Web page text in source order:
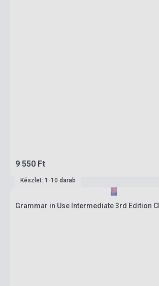
9 550 Ft
Készlet: 1-10 darab
Grammar in Use Intermediate 3rd Edition